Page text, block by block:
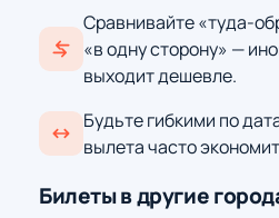
Сравнивайте «туда-
«в одну сторону» —
выходит дешевле.
Будьте гибкими по
вылета часто
Билеты в другие